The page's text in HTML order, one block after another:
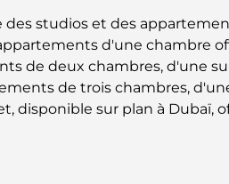
studios et des
d'une chambre
de deux chambres, d'une
de trois chambres,
disponible sur plan à